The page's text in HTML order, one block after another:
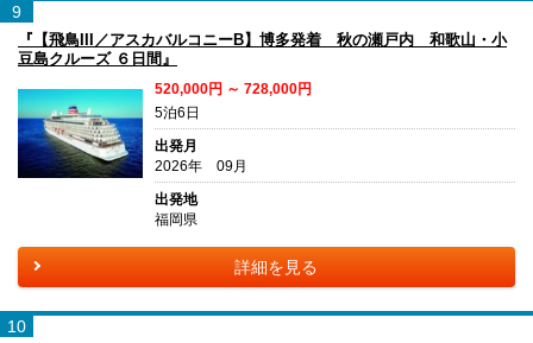
9
『【飛鳥III／アスカバルコニーB】博多発着 秋の瀬戸内 和歌山・小
豆島クルーズ ６日間』
520,000円 ～ 728,000円
5泊6日
出発月
2026年 09月
出発地
福岡県
詳細を見る
10